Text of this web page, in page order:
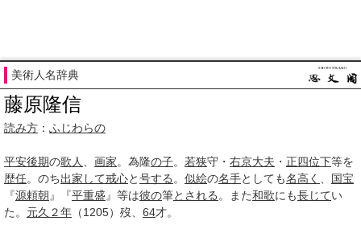
美術人名辞典
藤原隆信
読み方 ： ふじわらの
平安後期の歌人 画家。為隆の子。 若狭守・ 右京大夫 ・ 正四位下等を
歴任。のち出家して戒心と号する 。 似絵の名手としても名高く
国宝
『源頼朝 』『平重盛 』等は彼の筆とされる 。また和歌にも長じてい
た。 元久２年 （1205）歿、 64才。